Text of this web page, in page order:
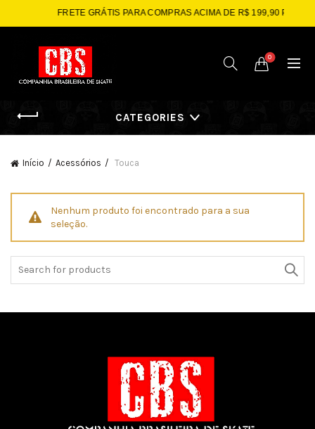
FRETE GRÁTIS PARA COMPRAS ACIMA DE R$ 199,90 PARA SP
0
CATEGORIES
Início Acessórios Touca
Nenhum produto foi encontrado para a sua
seleção.